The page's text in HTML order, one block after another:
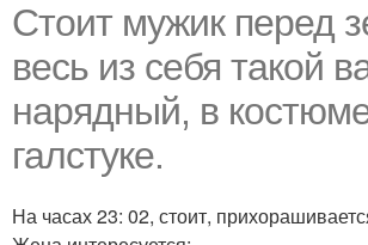
Стоит мужик перед
весь из себя такой
нарядный, в
галстуке.
На часах 23: 02, стоит,